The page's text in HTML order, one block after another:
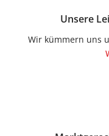
Unsere
Wir kümmern uns